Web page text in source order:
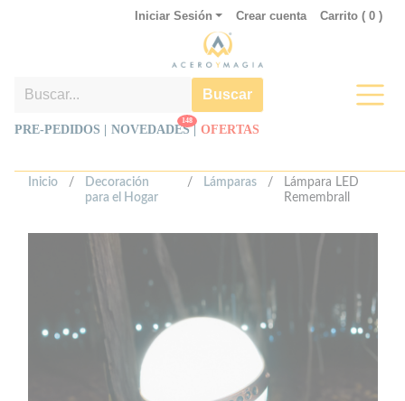
Carrito ( 0 )
Crear cuenta
Iniciar Sesión
Buscar
PRE-PEDIDOS | NOVEDADES
148
| OFERTAS
Inicio /
Decoración
para el Hogar
/ Lámparas/
Lámpara LED
Remembrall